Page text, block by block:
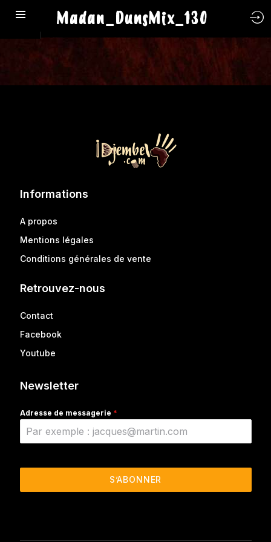
Madan_DunsMix_130
Informations
A propos
Mentions légales
Conditions générales de vente
Retrouvez-nous
Contact
Facebook
Youtube
Newsletter
Adresse de messagerie *
S’ABONNER